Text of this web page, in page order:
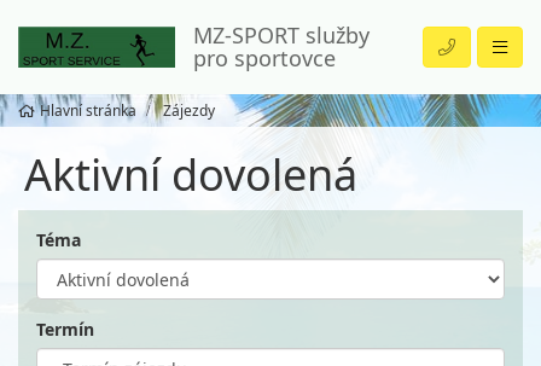
MZ-SPORT služby
pro sportovce
Hlavní stránka Zájezdy
Aktivní dovolená
Téma
Termín